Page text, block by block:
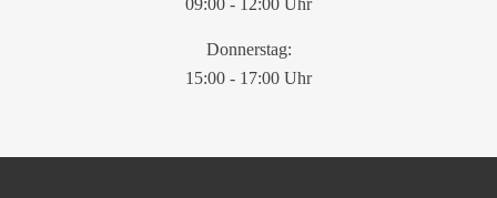
09:00 - 12:00 Uhr
Donnerstag:
15:00 - 17:00 Uhr